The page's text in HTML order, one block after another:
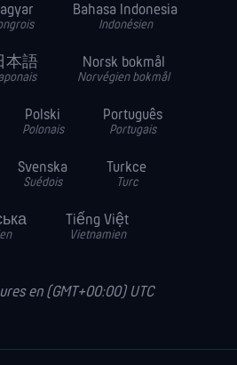
Bahasa Indonesia
Indonésien
本語 Norsk bokmål
Norvégien bokmål
Polski
Polonais
Português
Portugais
Svenska
Suédois
Turkce
Turc
Tiếng Việt
Vietnamien
en (GMT+00:00) UTC